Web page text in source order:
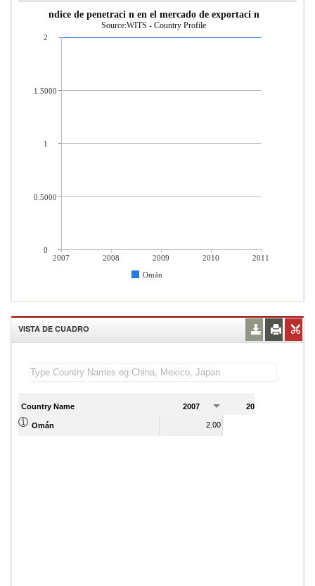
ndice de penetraci n en el mercado de exportaci n
Source:WITS - Country Profile
2007 2008 2009 2010
2011
Omán
2
1.5000
1
0.5000
0
VISTA DE CUADRO
Country Name 2007 2008
Omán 2.00